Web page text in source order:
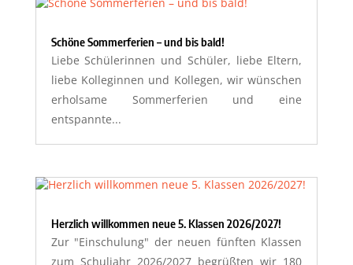
Schöne Sommerferien – und bis bald!
Liebe Schülerinnen und Schüler, liebe Eltern,
liebe Kolleginnen und Kollegen, wir wünschen
erholsame Sommerferien und eine
entspannte...
Herzlich willkommen neue 5. Klassen 2026/2027!
Zur "Einschulung" der neuen fünften Klassen
zum Schuljahr 2026/2027 begrüßten wir 180